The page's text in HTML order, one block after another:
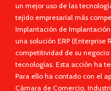
un mejor uso de las
tejido empresarial más
Implantación de
una solución ERP (Enterprise
competitividad de su
tecnologías. Esta acción ha
Para ello ha contado con el
Cámara de Comercio,